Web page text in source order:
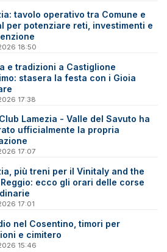
tavolo operativo tra Comune e
per potenziare reti, investimenti e
18:50
e tradizioni a Castiglione
stasera la festa con i Gioia
17:38
Lamezia - Valle del Savuto ha
ufficialmente la propria
17:07
più treni per il Vinitaly and the
ecco gli orari delle corse
17:01
nel Cosentino, timori per
e cimitero
15:46